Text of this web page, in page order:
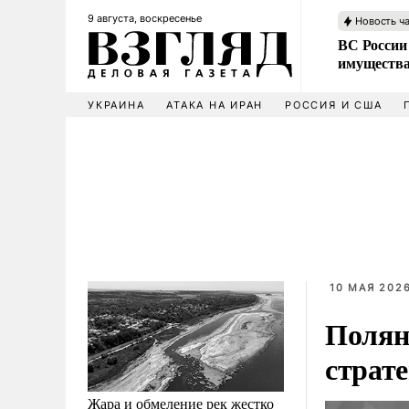
9 августа, воскресенье Новость
ВС
УКРАИНА АТАКА НА ИРАН РОССИЯ И США
Жара и обмеление рек жестко
10 МАЯ